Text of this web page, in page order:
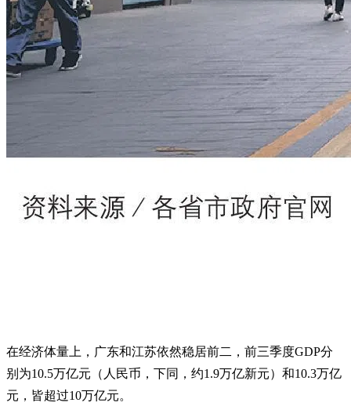
在经济体量上，广东和江苏依然稳居前二，前三季度GDP分
别为10.5万亿元（人民币，下同，约1.9万亿新元）和10.3万亿
元，皆超过10万亿元。